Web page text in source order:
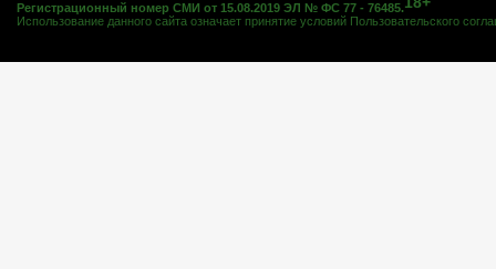
Регистрационный номер СМИ от 15.08.2019 ЭЛ № ФС 77 - 76485.
Использование данного сайта означает принятие условий Пользовательского